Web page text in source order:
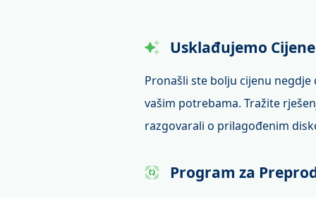
Usklađujemo Cijene
Pronašli ste bolju cijenu
vašim potrebama. Tražite
razgovarali o prilagođenim
Program za